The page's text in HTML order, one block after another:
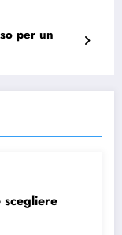
per un
scegliere